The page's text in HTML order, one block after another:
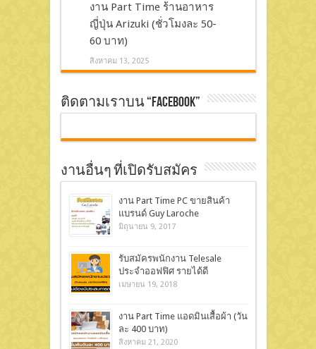
งาน Part Time ร้านอาหาร
ญี่ปุ่น Arizuki (ชั่วโมงละ 50-
60 บาท)
สิงหาคม 13, 2025
ติดตามเราบน “Facebook”
งานอื่นๆ ที่เปิดรับสมัคร
งาน Part Time PC ขายสินค้า
แบรนด์ Guy Laroche
มิถุนายน 9, 2017
รับสมัครพนักงาน Telesale
ประจำออฟฟิศ รายได้ดี
เมษายน 19, 2018
งาน Part Time แอดมินเสื้อผ้า (วัน
ละ 400 บาท)
สิงหาคม 21, 2020